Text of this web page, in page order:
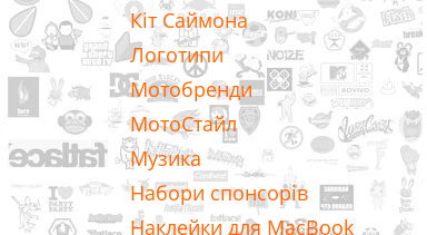
Кіт Саймона
Логотипи
Мотобренди
МотоСтайл
Музика
Набори спонсорів
Наклейки для MacBook